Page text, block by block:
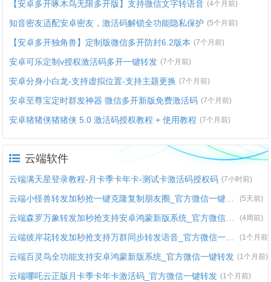
【安卓多开啄木鸟无限多开版】支持微信文字转语音 (4个月前)
知音密友适配安卓密友，激活码解锁全功能隐私保护 (5个月前)
【安卓多开独角兽】定制版微信多开防封6.2版本 (7个月前)
安卓可乐定制v授权激活码多开一键转发 (7个月前)
安卓分身小白龙-支持虚拟位置-支持主题更换 (7个月前)
安卓至尊宝定时群发神器 微信多开新版免费激活码 (7个月前)
安卓猪猪侠猪猪侠 5.0 激活码授权教程 + 使用教程 (7个月前)
云端软件
云端满天星登录教程-月卡季卡年卡-测试卡激活码授权码 (7小时前)
云端小怪兽转发加秒抢一键克隆复制朋友圈_官方微信一键转发 (5天前)
云端森罗万象转发加秒抢支持安卓鸿蒙新版系统_官方微信一键转发 (4周前)
云端彼岸花转发加秒抢支持万群同步转发语音_官方微信一键转发 (1个月前)
云端百灵鸟全功能支持安卓鸿蒙新版系统_官方微信一键转发 (1个月前)
云端哪吒云正版月卡季卡年卡激活码_官方微信一键转发 (1个月前)